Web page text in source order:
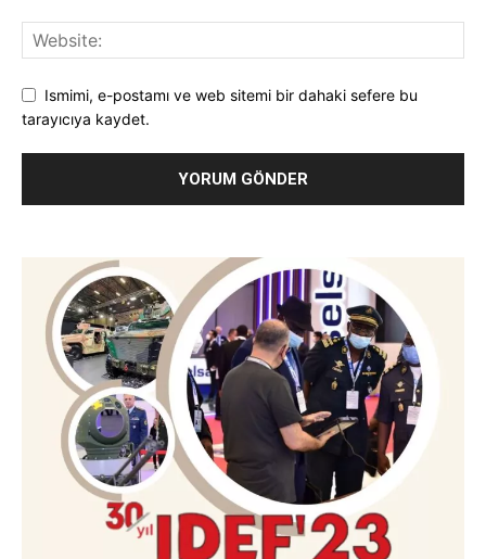
Ismimi, e-postamı ve web sitemi bir dahaki sefere bu
tarayıcıya kaydet.